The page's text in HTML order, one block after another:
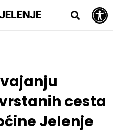
Open toolbar
cesta
Jelenje